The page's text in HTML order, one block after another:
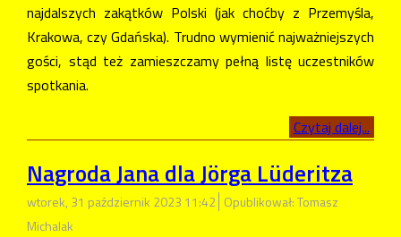
najdalszych zakątków Polski (jak choćby z Przemyśla,
Krakowa, czy Gdańska). Trudno wymienić najważniejszych
gości, stąd też zamieszczamy pełną listę uczestników
spotkania.
Czytaj dalej...
Nagroda Jana dla Jörga Lüderitza
wtorek, 31 październik 2023 11:42 Opublikował: Tomasz
Michalak